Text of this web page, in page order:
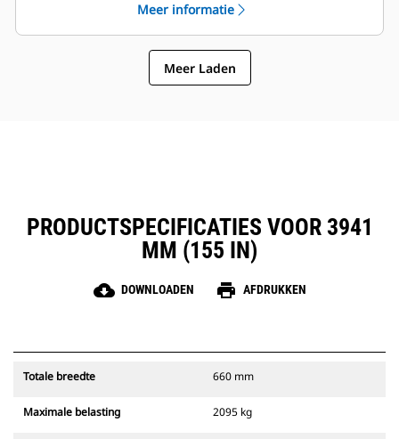
Meer informatie
Meer Laden
PRODUCTSPECIFICATIES VOOR 3941
MM (155 IN)
cloud_download DOWNLOADEN print AFDRUKKEN
Totale breedte 660 mm
Maximale belasting 2095 kg